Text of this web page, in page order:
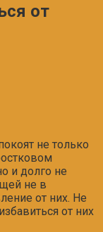
от
не только
и долго не
не в
от них. Не
от них